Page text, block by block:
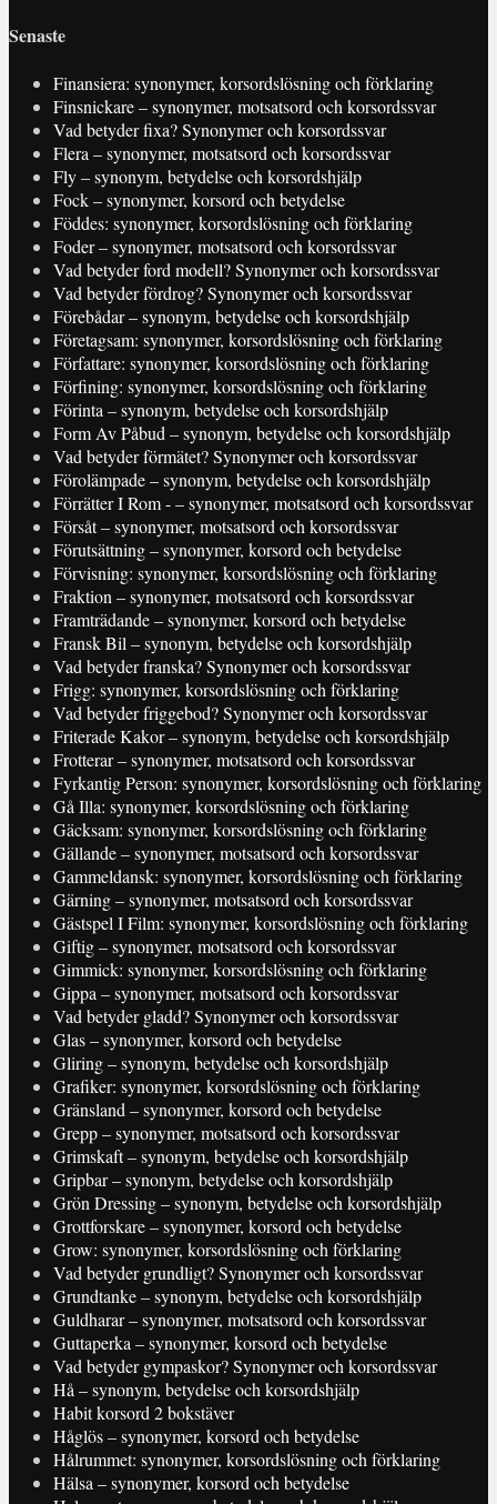
Senaste
Finansiera: synonymer, korsordslösning och förklaring
Finsnickare – synonymer, motsatsord och korsordssvar
Vad betyder fixa? Synonymer och korsordssvar
Flera – synonymer, motsatsord och korsordssvar
Fly – synonym, betydelse och korsordshjälp
Fock – synonymer, korsord och betydelse
Föddes: synonymer, korsordslösning och förklaring
Foder – synonymer, motsatsord och korsordssvar
Vad betyder ford modell? Synonymer och korsordssvar
Vad betyder fördrog? Synonymer och korsordssvar
Förebådar – synonym, betydelse och korsordshjälp
Företagsam: synonymer, korsordslösning och förklaring
Författare: synonymer, korsordslösning och förklaring
Förfining: synonymer, korsordslösning och förklaring
Förinta – synonym, betydelse och korsordshjälp
Form Av Påbud – synonym, betydelse och korsordshjälp
Vad betyder förmätet? Synonymer och korsordssvar
Förolämpade – synonym, betydelse och korsordshjälp
Förrätter I Rom - – synonymer, motsatsord och korsordssvar
Försåt – synonymer, motsatsord och korsordssvar
Förutsättning – synonymer, korsord och betydelse
Förvisning: synonymer, korsordslösning och förklaring
Fraktion – synonymer, motsatsord och korsordssvar
Framträdande – synonymer, korsord och betydelse
Fransk Bil – synonym, betydelse och korsordshjälp
Vad betyder franska? Synonymer och korsordssvar
Frigg: synonymer, korsordslösning och förklaring
Vad betyder friggebod? Synonymer och korsordssvar
Friterade Kakor – synonym, betydelse och korsordshjälp
Frotterar – synonymer, motsatsord och korsordssvar
Fyrkantig Person: synonymer, korsordslösning och förklaring
Gå Illa: synonymer, korsordslösning och förklaring
Gäcksam: synonymer, korsordslösning och förklaring
Gällande – synonymer, motsatsord och korsordssvar
Gammeldansk: synonymer, korsordslösning och förklaring
Gärning – synonymer, motsatsord och korsordssvar
Gästspel I Film: synonymer, korsordslösning och förklaring
Giftig – synonymer, motsatsord och korsordssvar
Gimmick: synonymer, korsordslösning och förklaring
Gippa – synonymer, motsatsord och korsordssvar
Vad betyder gladd? Synonymer och korsordssvar
Glas – synonymer, korsord och betydelse
Gliring – synonym, betydelse och korsordshjälp
Grafiker: synonymer, korsordslösning och förklaring
Gränsland – synonymer, korsord och betydelse
Grepp – synonymer, motsatsord och korsordssvar
Grimskaft – synonym, betydelse och korsordshjälp
Gripbar – synonym, betydelse och korsordshjälp
Grön Dressing – synonym, betydelse och korsordshjälp
Grottforskare – synonymer, korsord och betydelse
Grow: synonymer, korsordslösning och förklaring
Vad betyder grundligt? Synonymer och korsordssvar
Grundtanke – synonym, betydelse och korsordshjälp
Guldharar – synonymer, motsatsord och korsordssvar
Guttaperka – synonymer, korsord och betydelse
Vad betyder gympaskor? Synonymer och korsordssvar
Hå – synonym, betydelse och korsordshjälp
Habit korsord 2 bokstäver
Håglös – synonymer, korsord och betydelse
Hålrummet: synonymer, korsordslösning och förklaring
Hälsa – synonymer, korsord och betydelse